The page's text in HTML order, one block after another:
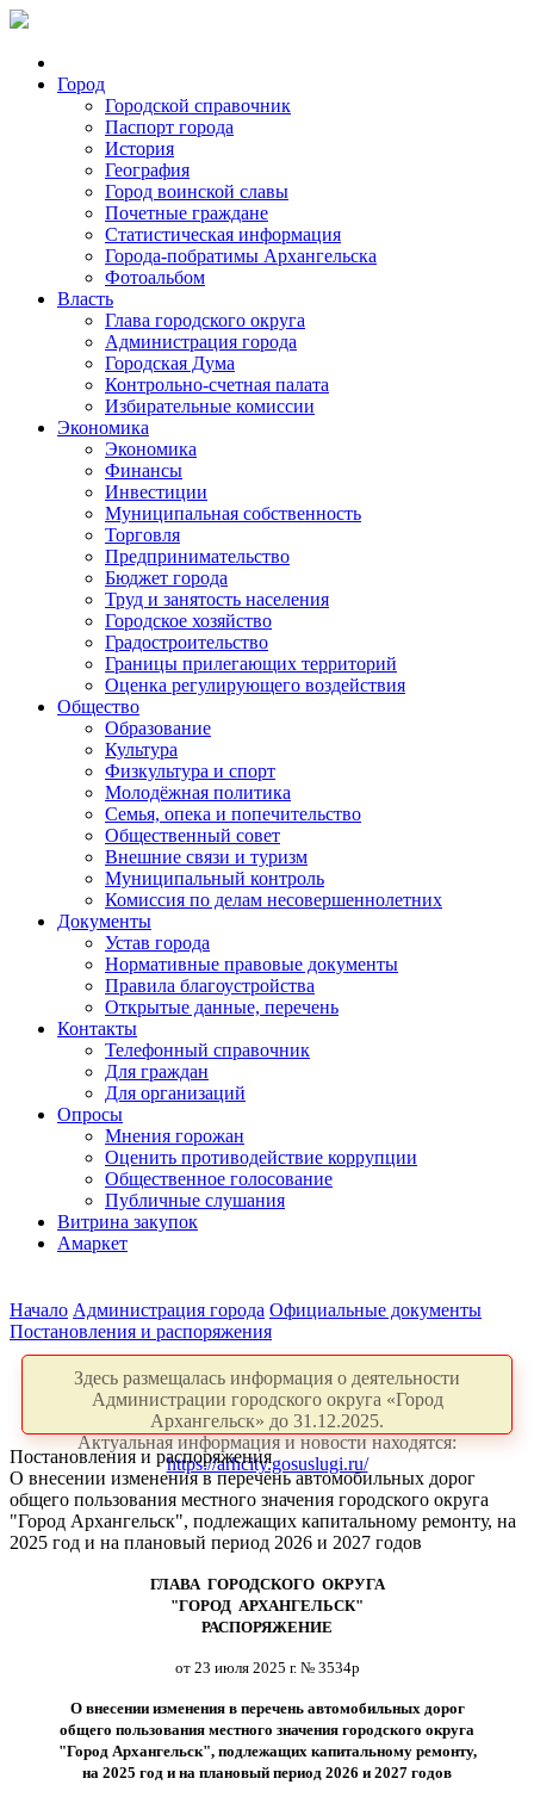
Город
Городской справочник
Паспорт города
История
География
Город воинской славы
Почетные граждане
Статистическая информация
Города-побратимы Архангельска
Фотоальбом
Власть
Глава городского округа
Администрация города
Городская Дума
Контрольно-счетная палата
Избирательные комиссии
Экономика
Экономика
Финансы
Инвестиции
Муниципальная собственность
Торговля
Предпринимательство
Бюджет города
Труд и занятость населения
Городское хозяйство
Градостроительство
Границы прилегающих территорий
Оценка регулирующего воздействия
Общество
Образование
Культура
Физкультура и спорт
Молодёжная политика
Семья, опека и попечительство
Общественный совет
Внешние связи и туризм
Муниципальный контроль
Комиссия по делам несовершеннолетних
Документы
Устав города
Нормативные правовые документы
Правила благоустройства
Открытые данные, перечень
Контакты
Телефонный справочник
Для граждан
Для организаций
Опросы
Мнения горожан
Оценить противодействие коррупции
Общественное голосование
Публичные слушания
Витрина закупок
Амаркет
Начало Администрация города Официальные документы
Постановления и распоряжения
Здесь размещалась информация о деятельности
Администрации городского округа «Город
Архангельск» до 31.12.2025.
Актуальная информация и новости находятся:
https://arhcity.gosuslugi.ru/
Постановления и распоряжения
О внесении изменения в перечень автомобильных дорог
общего пользования местного значения городского округа
"Город Архангельск", подлежащих капитальному ремонту, на
2025 год и на плановый период 2026 и 2027 годов
ГЛАВА ГОРОДСКОГО ОКРУГА
"ГОРОД АРХАНГЕЛЬСК"
РАСПОРЯЖЕНИЕ
от 23 июля 2025 г. № 3534р
О внесении изменения в перечень автомобильных дорог
общего пользования местного значения городского округа
"Город Архангельск", подлежащих капитальному ремонту,
на 2025 год и на плановый период 2026 и 2027 годов